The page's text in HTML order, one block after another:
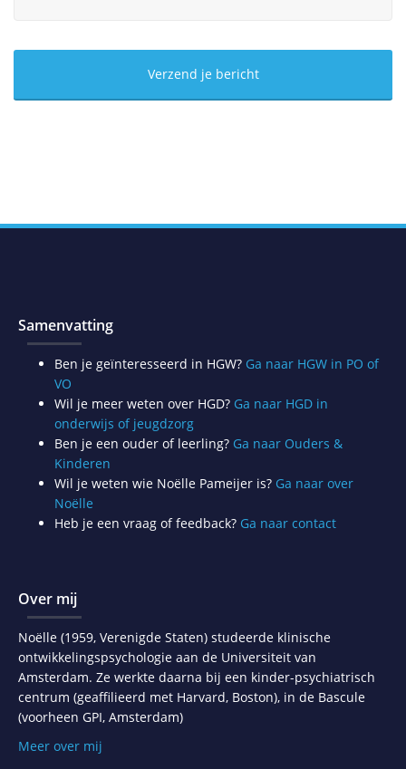
Samenvatting
Ben je geïnteresseerd in HGW? Ga naar HGW in PO of
VO
Wil je meer weten over HGD? Ga naar HGD in
onderwijs of jeugdzorg
Ben je een ouder of leerling? Ga naar Ouders &
Kinderen
Wil je weten wie Noëlle Pameijer is? Ga naar over
Noëlle
Heb je een vraag of feedback? Ga naar contact
Over mij
Noëlle (1959, Verenigde Staten) studeerde klinische
ontwikkelingspsychologie aan de Universiteit van
Amsterdam. Ze werkte daarna bij een kinder-psychiatrisch
centrum (geaffilieerd met Harvard, Boston), in de Bascule
(voorheen GPI, Amsterdam)
Meer over mij